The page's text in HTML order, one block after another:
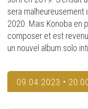
sera malheureusement
2020. Mais Konoba en
composer et est
un nouvel album solo
09.04.2023 •